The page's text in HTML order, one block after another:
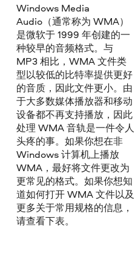
Windows Media
Audio（通常称为 WMA）
是微软于 1999 年创建的一
种较早的音频格式。与
MP3 相比，WMA 文件类
型以较低的比特率提供更好
的音质，因此文件更小。由
于大多数媒体播放器和移动
设备都不再支持播放，因此
处理 WMA 音轨是一件令人
头疼的事。如果你想在非
Windows 计算机上播放
WMA，最好将文件更改为
更常见的格式。如果你想知
道如何打开 WMA 文件以及
更多关于常用规格的信息，
请查看下表。